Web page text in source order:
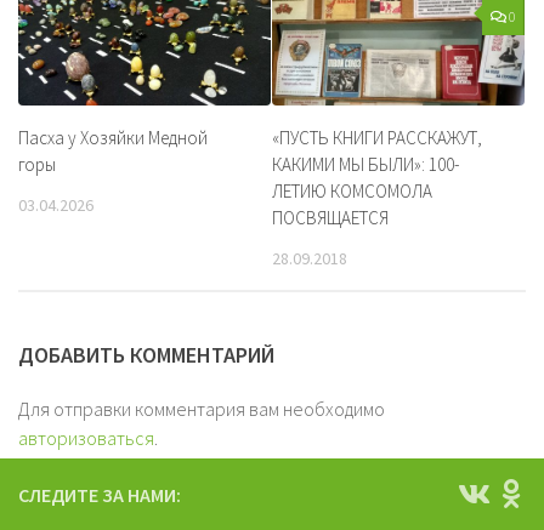
Пасха у Хозяйки Медной
горы
03.04.2026
0
«ПУСТЬ КНИГИ РАССКАЖУТ,
КАКИМИ МЫ БЫЛИ»: 100-
ЛЕТИЮ КОМСОМОЛА
ПОСВЯЩАЕТСЯ
28.09.2018
ДОБАВИТЬ КОММЕНТАРИЙ
Для отправки комментария вам необходимо
авторизоваться
СЛЕДИТЕ ЗА НАМИ: